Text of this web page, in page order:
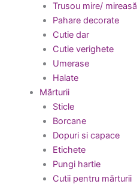
Trusou mire/ mireasă
Pahare decorate
Cutie dar
Cutie verighete
Umerase
Halate
Mărturii
Sticle
Borcane
Dopuri si capace
Etichete
Pungi hartie
Cutii pentru mărturii